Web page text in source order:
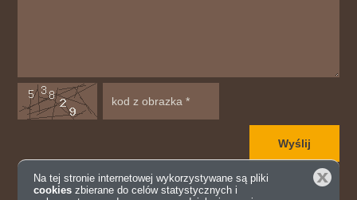
Zamknij
Na tej stronie internetowej wykorzystywane są pliki
cookies zbierane do celów statystycznych i